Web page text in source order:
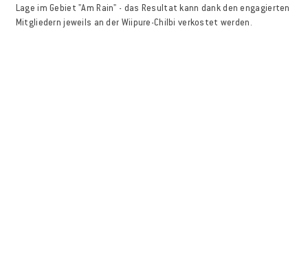
Lage im Gebiet "Am Rain" - das Resultat kann dank den engagierten
Mitgliedern jeweils an der Wiipure-Chilbi verkostet werden.